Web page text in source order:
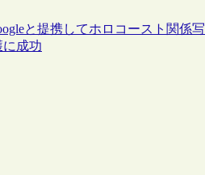
と提携してホロコースト関係
成功